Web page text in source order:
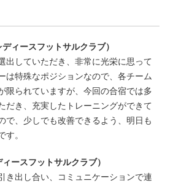
ィースフットサルクラブ）
出していただき、非常に光栄に思って
は特殊なポジションなので、各チーム
限られていますが、今回の合宿では多
だき、充実したトレーニングができて
で、少しでも改善できるよう、明日も
。
ースフットサルクラブ）
き出し合い、コミュニケーションで連